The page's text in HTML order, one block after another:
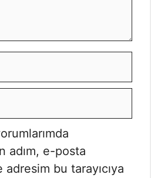
adım, e-posta
bu tarayıcıya